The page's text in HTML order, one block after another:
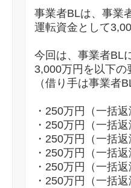
事業者BLは、事業
運転資金として
今回は、事業者BL
3,000万円を以下
（借り手は事業者
・250万円（一括
・250万円（一括
・250万円（一括
・250万円（一括
・250万円（一括
・250万円（一括